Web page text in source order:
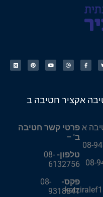
א
א
קציר חטיבה ב
פרטי קשר חטיבה
ב' –
טלפון- 08-
6132756
פקס-
08-
9318841